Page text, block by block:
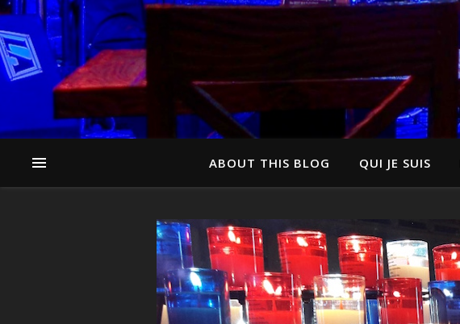
ABOUT THIS BLOG QUI JE SUIS